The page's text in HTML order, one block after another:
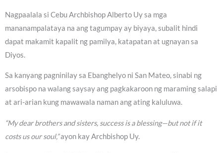
Nagpaalala si Cebu Archbishop Alberto Uy sa mga
mananampalataya na ang tagumpay ay biyaya, subalit hindi
dapat makamit kapalit ng pamilya, katapatan at ugnayan sa
Diyos.
Sa kanyang pagninilay sa Ebanghelyo ni San Mateo, sinabi ng
arsobispo na walang saysay ang pagkakaroon ng maraming salapi
at ari-arian kung mawawala naman ang ating kaluluwa.
“My dear brothers and sisters, success is a blessing—but not if it
costs us our soul,”ayon kay Archbishop Uy.